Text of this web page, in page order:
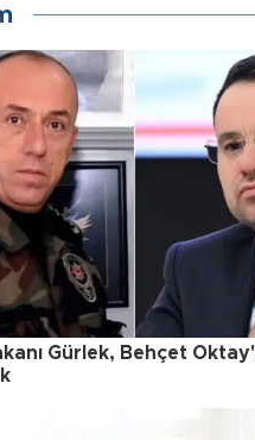
Gürlek, Behçet